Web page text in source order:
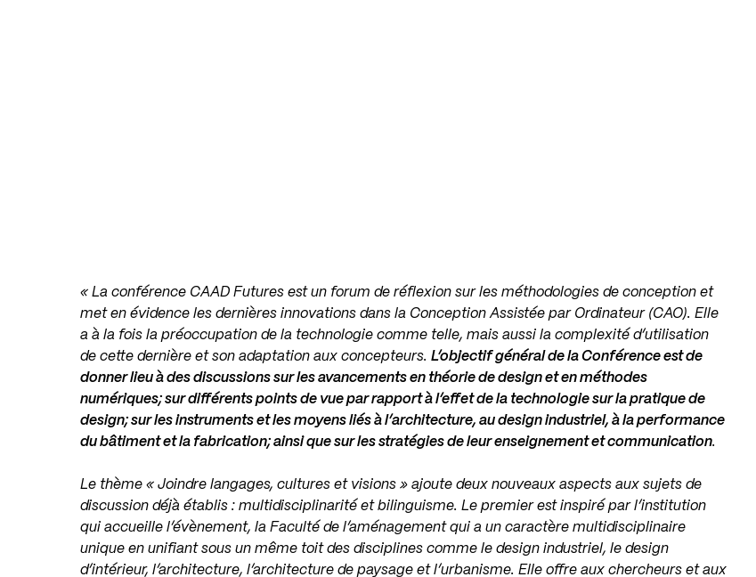
« La conférence CAAD Futures est un forum de réflexion sur les méthodologies de conception et
met en évidence les dernières innovations dans la Conception Assistée par Ordinateur (CAO). Elle
a à la fois la préoccupation de la technologie comme telle, mais aussi la complexité d’utilisation
de cette dernière et son adaptation aux concepteurs.L’objectif général de la Conférence est de
donner lieu à des discussions sur les avancements en théorie de design et en méthodes
numériques; sur différents points de vue par rapport à l’effet de la technologie sur la pratique de
design; sur les instruments et les moyens liés à l’architecture, au design industriel, à la performance
du bâtiment et la fabrication; ainsi que sur les stratégies de leur enseignement et communication.
Le thème « Joindre langages, cultures et visions » ajoute deux nouveaux aspects aux sujets de
discussion déjà établis : multidisciplinarité et bilinguisme. Le premier est inspiré par l’institution
qui accueille l’évènement, la Faculté de l’aménagement qui a un caractère multidisciplinaire
unique en unifiant sous un même toit des disciplines comme le design industriel, le design
d’intérieur, l’architecture, l’architecture de paysage et l’urbanisme. Elle offre aux chercheurs et aux